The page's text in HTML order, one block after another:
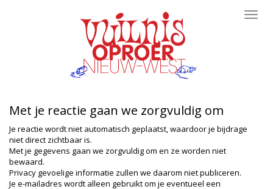
Met je reactie gaan we zorgvuldig om
Je reactie wordt niet automatisch geplaatst, waardoor je bijdrage
niet direct zichtbaar is.
Met je gegevens gaan we zorgvuldig om en ze worden niet
bewaard.
Privacy gevoelige informatie zullen we daarom niet publiceren.
Je e-mailadres wordt alleen gebruikt om je eventueel een